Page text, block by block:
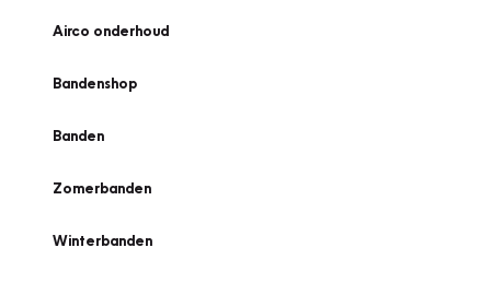
Airco onderhoud
Bandenshop
Banden
Zomerbanden
Winterbanden